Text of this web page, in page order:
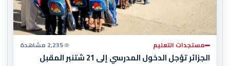
مستجدات التعليم 2,235 مشاهدة
الجزائر تؤجل الدخول المدرسي إلى 21 شتنبر المقبل